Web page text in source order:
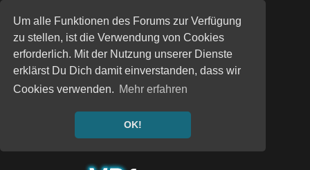
Um alle Funktionen des Forums zur Verfügung
zu stellen, ist die Verwendung von Cookies
erforderlich. Mit der Nutzung unserer Dienste
erklärst Du Dich damit einverstanden, dass wir
Cookies verwenden. Mehr erfahren
OK!